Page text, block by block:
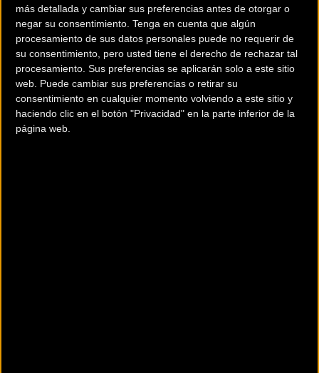
más detallada y cambiar sus preferencias antes de otorgar o
negar su consentimiento. Tenga en cuenta que algún
procesamiento de sus datos personales puede no requerir de
su consentimiento, pero usted tiene el derecho de rechazar tal
procesamiento. Sus preferencias se aplicarán solo a este sitio
web. Puede cambiar sus preferencias o retirar su
consentimiento en cualquier momento volviendo a este sitio y
haciendo clic en el botón "Privacidad" en la parte inferior de la
página web.
Descripción